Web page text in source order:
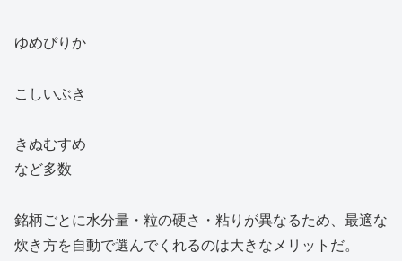
ゆめぴりか
こしいぶき
きぬむすめ
など多数
銘柄ごとに水分量・粒の硬さ・粘りが異なるため、最適な
炊き方を自動で選んでくれるのは大きなメリットだ。